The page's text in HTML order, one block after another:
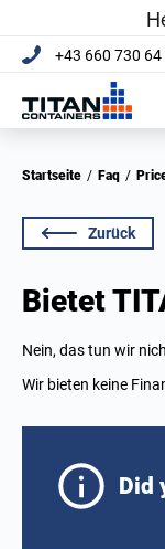
+43 660 730 64
Startseite / Faq /
Zurück
Bietet
Nein, das tun wir
Wir bieten keine
Did